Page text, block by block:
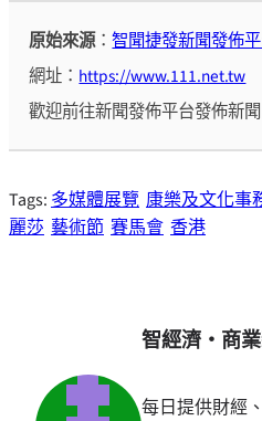
原始來源：智聞捷發新聞發佈
網址： https://www.111.net.tw
歡迎前往新聞發佈平台發佈新聞
Tags: 多媒體展覽 康樂及文化事
麗莎 藝術節 賽馬會 香港
智經濟・商
每日提供財經